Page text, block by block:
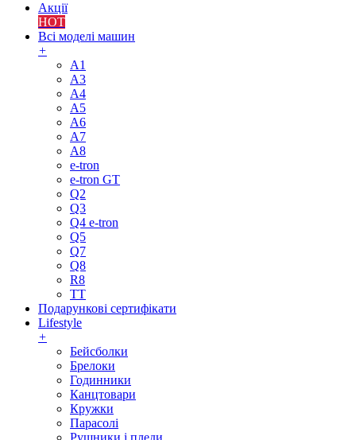
Акції
HOT
Всі моделі машин
+
A1
A3
A4
A5
A6
A7
A8
e-tron
e-tron GT
Q2
Q3
Q4 e-tron
Q5
Q7
Q8
R8
TT
Подарункові сертифікати
Lifestyle
+
Бейсболки
Брелоки
Годинники
Канцтовари
Кружки
Парасолі
Рушники і пледи